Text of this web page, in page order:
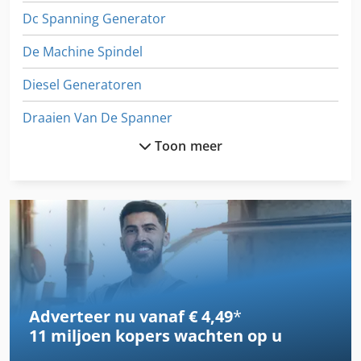
Dc Spanning Generator
De Machine Spindel
Diesel Generatoren
Draaien Van De Spanner
Dubbele Spindel Draaibank
Generator
Generator 20 Kva
Generator 200 Kva
Generator 300 Kva
Generator Sets
Toon meer
Adverteer nu vanaf € 4,49*
11 miljoen koperswachten op u